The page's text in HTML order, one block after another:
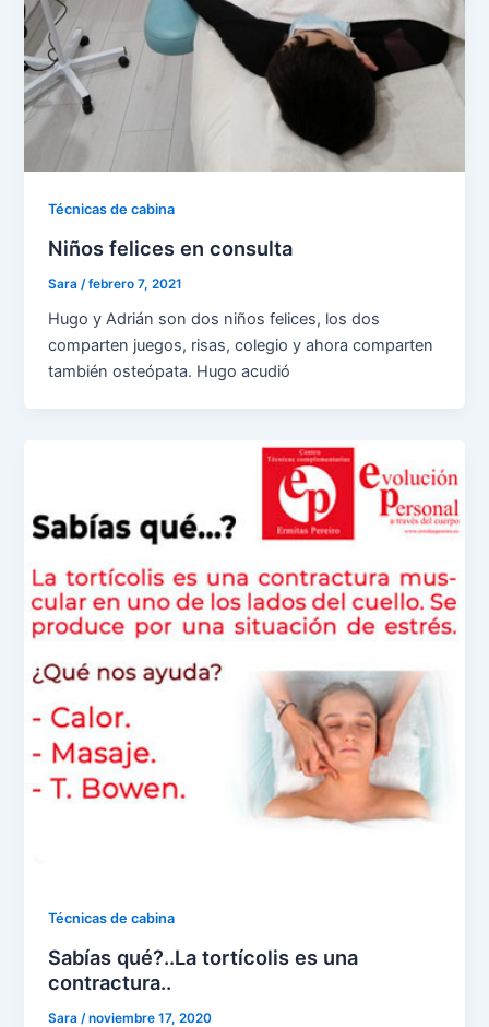
Técnicas de cabina
Niños felices en consulta
Sara /febrero 7, 2021
Hugo y Adrián son dos niños felices, los dos
comparten juegos, risas, colegio y ahora comparten
también osteópata. Hugo acudió
Técnicas de cabina
Sabías qué?..La tortícolis es una
contractura..
Sara/noviembre 17, 2020